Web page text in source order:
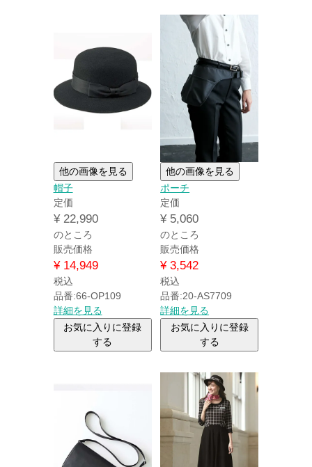
他の画像を見る
帽子
定価
¥ 22,990
のところ
販売価格
¥ 14,949
税込
品番:66-OP109
詳細を見る
お気に入りに登録
する
他の画像を見る
ポーチ
定価
¥ 5,060
のところ
販売価格
¥ 3,542
税込
品番:20-AS7709
詳細を見る
お気に入りに登録
する